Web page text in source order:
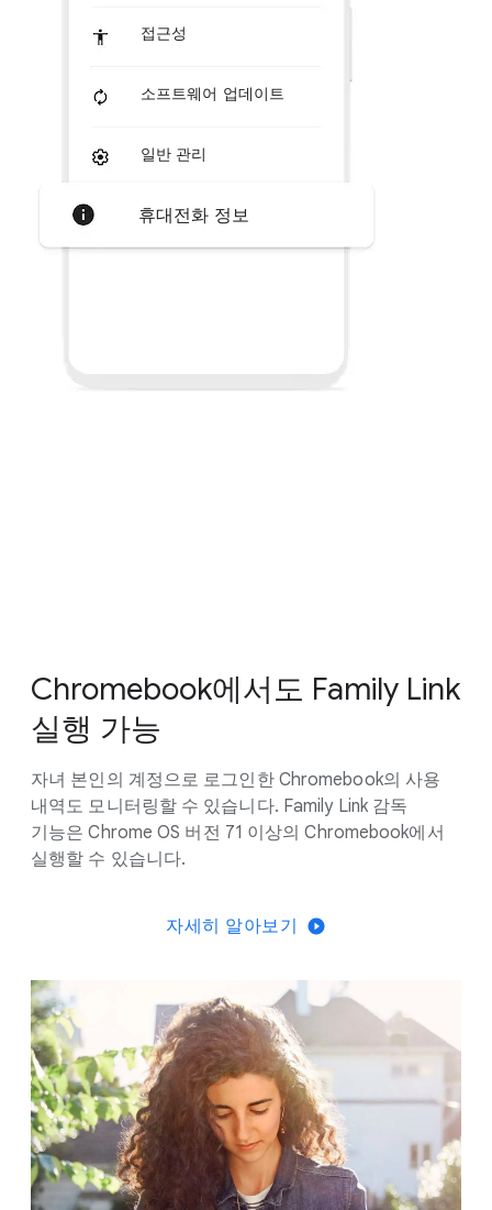
접근성
소프트웨어 업데이트
일반 관리
휴대전화 정보
Chromebook에서도 Family Link
실행 가능
자녀 본인의 계정으로 로그인한 Chromebook의 사용
내역도 모니터링할 수 있습니다. Family Link 감독
기능은 Chrome OS 버전 71 이상의 Chromebook에서
실행할 수 있습니다.
자세히 알아보기